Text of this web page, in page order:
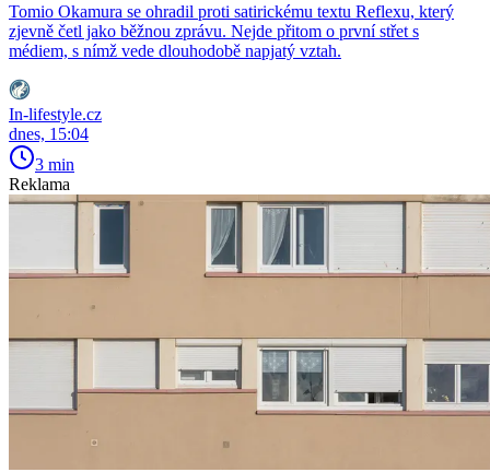
Tomio Okamura se ohradil proti satirickému textu Reflexu, který
zjevně četl jako běžnou zprávu. Nejde přitom o první střet s
médiem, s nímž vede dlouhodobě napjatý vztah.
In-lifestyle.cz
dnes, 15:04
3 min
Reklama